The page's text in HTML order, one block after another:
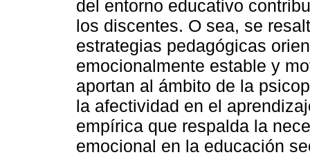
del entorno educativo
los discentes. O sea, se
estrategias pedagógicas
emocionalmente estable y
aportan al ámbito de la
la afectividad en el
empírica que respalda la
emocional en la educación